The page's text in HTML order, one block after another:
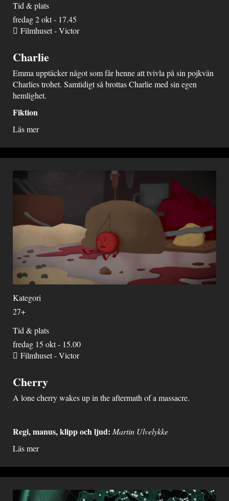
Tid & plats
fredag 2 okt - 17.45
Filmhuset - Victor
Charlie
Emma upptäcker något som får henne att tvivla på sin pojkvän
Charlies trohet. Samtidigt så brottas Charlie med sin egen
hemlighet.
Fiktion
Läs mer
Kategori
27+
Tid & plats
fredag 15 okt - 15.00
Filmhuset - Victor
Cherry
A lone cherry wakes up in the aftermath of a massacre.
Regi, manus, klipp och ljud: Martin Ulvelykke
Läs mer